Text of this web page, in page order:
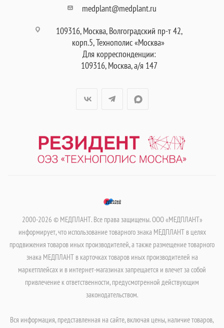
medplant@medplant.ru
109316, Москва, Волгоградский пр-т 42,
корп.5, Технополис «Москва»
Для корреспонденции:
109316, Москва, а/я 147
2000-2026 © МЕДПЛАНТ. Все права защищены. ООО «МЕДПЛАНТ»
информирует, что использование товарного знака МЕДПЛАНТ в целях
продвижения товаров иных производителей, а также размещение товарного
знака МЕДПЛАНТ в карточках товаров иных производителей на
маркетплейсах и в интернет-магазинах запрещается и влечет за собой
привлечение к ответственности, предусмотренной действующим
законодательством.
Вся информация, представленная на сайте, включая цены, наличие товаров,